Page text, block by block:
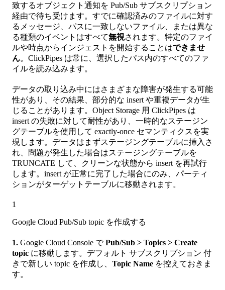
致するオブジェクト通知を Pub/Sub サブスクリプション
経由で待ち受けます。すでに確認済みのファイルに対す
るメッセージ、パスに一致しないファイル、または異な
る種類のイベントはすべて無視されます。特定のファイ
ルや時点からインジェストを開始することはできませ
ん。ClickPipes は常に、選択したパス内のすべてのファ
イルを読み込みます。
データの取り込み中にはさまざまな障害が発生する可能
性があり、その結果、部分的な insert や重複データが生
じることがあります。Object Storage 用 ClickPipes は
insert の失敗に対して耐性があり、一時的なステージン
グテーブルを使用して exactly-once セマンティクスを実
現します。データはまずステージングテーブルに挿入さ
れ、問題が発生した場合はステージングテーブルを
TRUNCATE して、クリーンな状態から insert を再試行
します。insert が正常に完了した場合にのみ、パーティ
ションがターゲットテーブルに移動されます。
1
Google Cloud Pub/Sub topic を作成する
1. Google Cloud Console でPub/Sub > Topics > Create
topic に移動します。デフォルト サブスクリプション 付
きで新しい topic を作成し、 Topic Name を控えておきま
す。